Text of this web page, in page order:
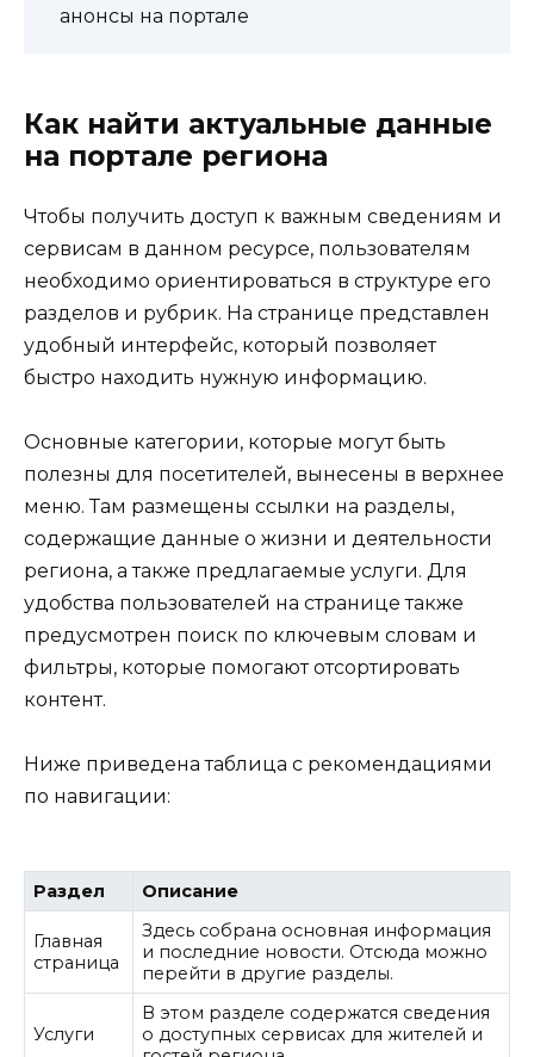
анонсы на портале
Как найти актуальные данные
на портале региона
Чтобы получить доступ к важным сведениям и
сервисам в данном ресурсе, пользователям
необходимо ориентироваться в структуре его
разделов и рубрик. На странице представлен
удобный интерфейс, который позволяет
быстро находить нужную информацию.
Основные категории, которые могут быть
полезны для посетителей, вынесены в верхнее
меню. Там размещены ссылки на разделы,
содержащие данные о жизни и деятельности
региона, а также предлагаемые услуги. Для
удобства пользователей на странице также
предусмотрен поиск по ключевым словам и
фильтры, которые помогают отсортировать
контент.
Ниже приведена таблица с рекомендациями
по навигации:
Раздел Описание
Главная
страница
Здесь собрана основная информация
и последние новости. Отсюда можно
перейти в другие разделы.
Услуги
В этом разделе содержатся сведения
о доступных сервисах для жителей и